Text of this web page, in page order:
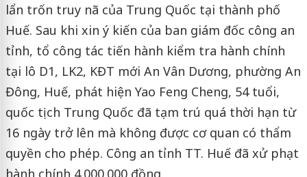
lẩn trốn truy nã của Trung Quốc tại thành phố
Huế. Sau khi xin ý kiến của ban giám đốc công an
tỉnh, tổ công tác tiến hành kiểm tra hành chính
tại lô D1, LK2, KĐT mới An Vân Dương, phường An
Đông, Huế, phát hiện Yao Feng Cheng, 54 tuổi,
quốc tịch Trung Quốc đã tạm trú quá thời hạn từ
16 ngày trở lên mà không được cơ quan có thẩm
quyền cho phép. Công an tỉnh TT. Huế đã xử phạt
hành chính 4.000.000 đồng.